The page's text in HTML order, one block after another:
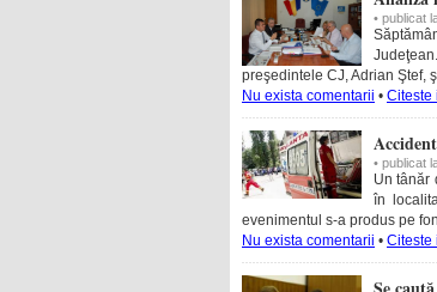
• publicat
preşedintele CJ, Adrian Ştef,
Nu exista comentarii • Citeste
• publicat
Un tânăr
în
evenimentul s-a produs pe
Nu exista comentarii • Citeste